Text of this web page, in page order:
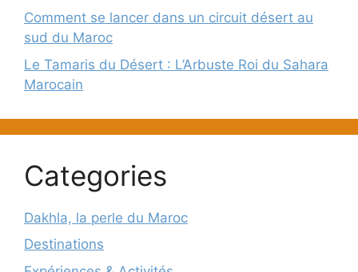
Comment se lancer dans un circuit désert au
sud du Maroc
Le Tamaris du Désert : L’Arbuste Roi du Sahara
Marocain
Categories
Dakhla, la perle du Maroc
Destinations